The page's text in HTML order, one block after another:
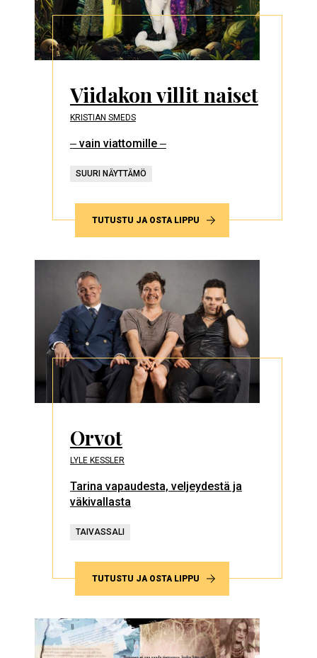
Viidakon villit naiset
KRISTIAN SMEDS
‒ vain viattomille ‒
SUURI NÄYTTÄMÖ
TUTUSTU JA OSTA LIPPU
Orvot
LYLE KESSLER
Tarina vapaudesta, veljeydestä ja
väkivallasta
TAIVASSALI
TUTUSTU JA OSTA LIPPU